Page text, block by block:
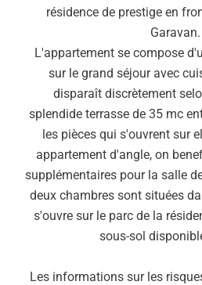
résidence de prestige en
Garavan.
L'appartement se compose
sur le grand séjour avec
disparaît discrètement
splendide terrasse de 35 mc
les pièces qui s'ouvrent sur
appartement d'angle, on
supplémentaires pour la salle
deux chambres sont situées
s'ouvre sur le parc de la
sous-sol
Les informations sur les